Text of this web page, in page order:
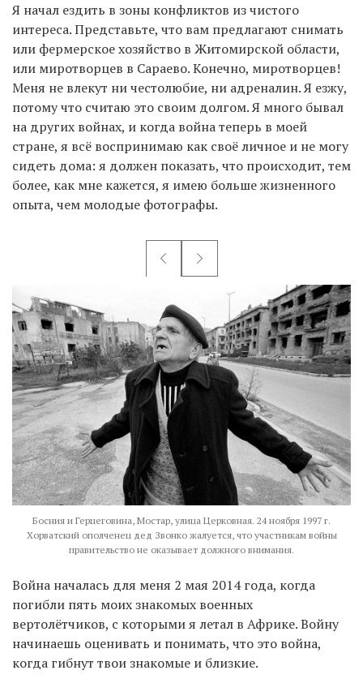
Я начал ездить в зоны конфликтов из чистого
интереса. Представьте, что вам предлагают снимать
или фермерское хозяйство в Житомирской области,
или миротворцев в Сараево. Конечно, миротворцев!
Меня не влекут ни честолюбие, ни адреналин. Я езжу,
потому что считаю это своим долгом. Я много бывал
на других войнах, и когда война теперь в моей
стране, я всё воспринимаю как своё личное и не могу
сидеть дома: я должен показать, что происходит, тем
более, как мне кажется, я имею больше жизненного
опыта, чем молодые фотографы.
Босния и Герцеговина, Мостар, улица Церковная. 24 ноября 1997 г.
Хорватский ополченец дед Звонко жалуется, что участникам войны
правительство не оказывает должного внимания.
Война началась для меня 2 мая 2014 года, когда
погибли пять моих знакомых военных
вертолётчиков, с которыми я летал в Африке. Войну
начинаешь оценивать и понимать, что это война,
когда гибнут твои знакомые и близкие.